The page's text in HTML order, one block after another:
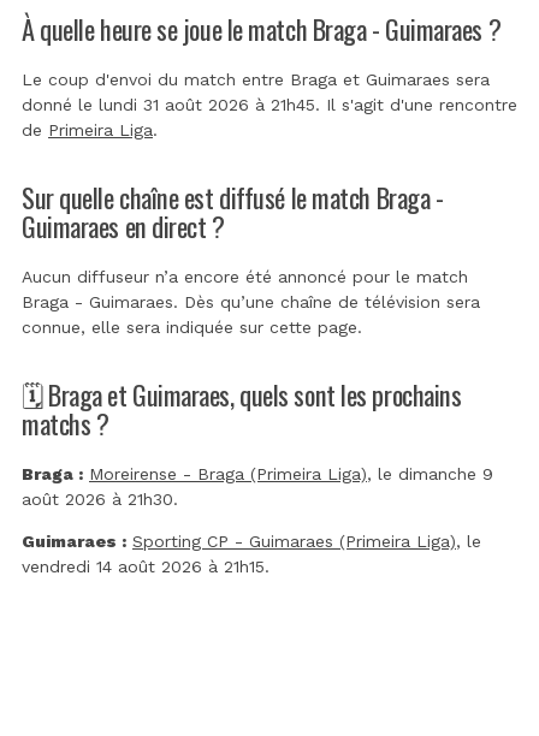
À quelle heure se joue le match Braga - Guimaraes ?
Le coup d'envoi du match entre Braga et Guimaraes sera
donné le lundi 31 août 2026 à 21h45. Il s'agit d'une rencontre
de Primeira Liga.
Sur quelle chaîne est diffusé le match Braga -
Guimaraes en direct ?
Aucun diffuseur n’a encore été annoncé pour le match
Braga - Guimaraes. Dès qu’une chaîne de télévision sera
connue, elle sera indiquée sur cette page.
🗓️ Braga et Guimaraes, quels sont les prochains
matchs ?
Braga : Moreirense - Braga (Primeira Liga), le dimanche 9
août 2026 à 21h30.
Guimaraes : Sporting CP - Guimaraes (Primeira Liga), le
vendredi 14 août 2026 à 21h15.